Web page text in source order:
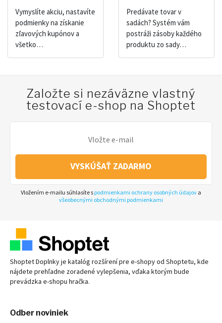
Vymyslíte akciu, nastavíte
podmienky na získanie
zľavových kupónov a
všetko…
Predávate tovar v
sadách? Systém vám
postráži zásoby každého
produktu zo sady…
Založte si nezáväzne vlastný
testovací e-shop na Shoptet
VYSKÚŠAŤ ZADARMO
Vložením e-mailu súhlasíte s podmienkami ochrany osobných údajov a
všeobecnými obchodnými podmienkami
Shoptet Doplnky je katalóg rozšírení pre e-shopyod Shoptetu, kde
nájdete prehľadne zoradené vylepšenia, vďaka ktorým bude
prevádzka e-shopu hračka.
Odber noviniek